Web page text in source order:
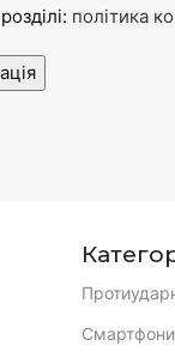
політика
Смартфони